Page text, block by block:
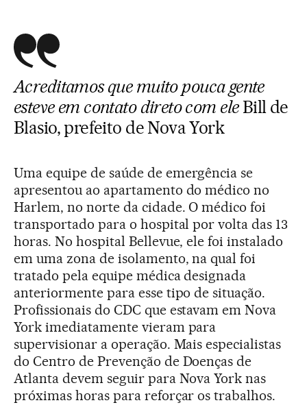
Acreditamos que muito pouca gente
esteve em contato direto com ele Bill de
Blasio, prefeito de Nova York
Uma equipe de saúde de emergência se
apresentou ao apartamento do médico no
Harlem, no norte da cidade. O médico foi
transportado para o hospital por volta das 13
horas. No hospital Bellevue, ele foi instalado
em uma zona de isolamento, na qual foi
tratado pela equipe médica designada
anteriormente para esse tipo de situação.
Profissionais do CDC que estavam em Nova
York imediatamente vieram para
supervisionar a operação. Mais especialistas
do Centro de Prevenção de Doenças de
Atlanta devem seguir para Nova York nas
próximas horas para reforçar os trabalhos.